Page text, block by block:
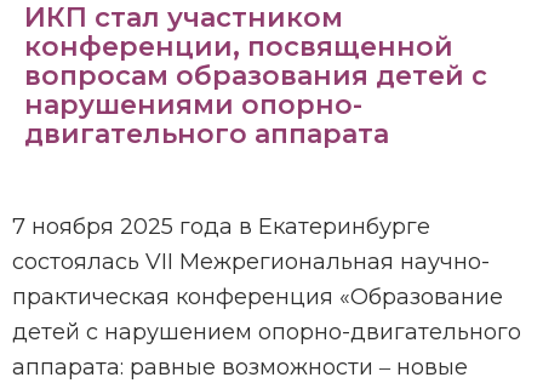
ИКП стал участником
конференции, посвященной
вопросам образования детей с
нарушениями опорно-
двигательного аппарата
7 ноября 2025 года в Екатеринбурге
состоялась VII Межрегиональная научно-
практическая конференция «Образование
детей с нарушением опорно-двигательного
аппарата: равные возможности ‒ новые